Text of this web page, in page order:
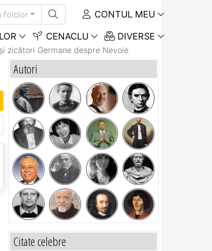
folclor CONTUL MEU
CENACLU DIVERSE
zicători Germane despre Nevoie
Autori
Citate celebre